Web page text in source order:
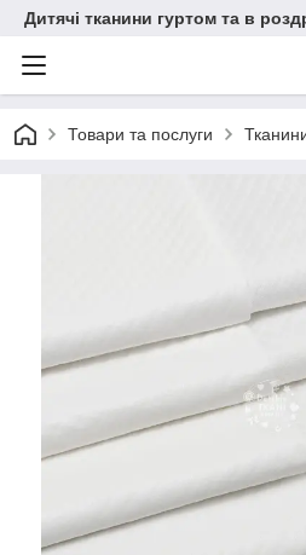
Дитячі тканини гуртом та в
Товари та послуги